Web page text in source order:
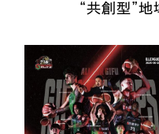
“共創型”地